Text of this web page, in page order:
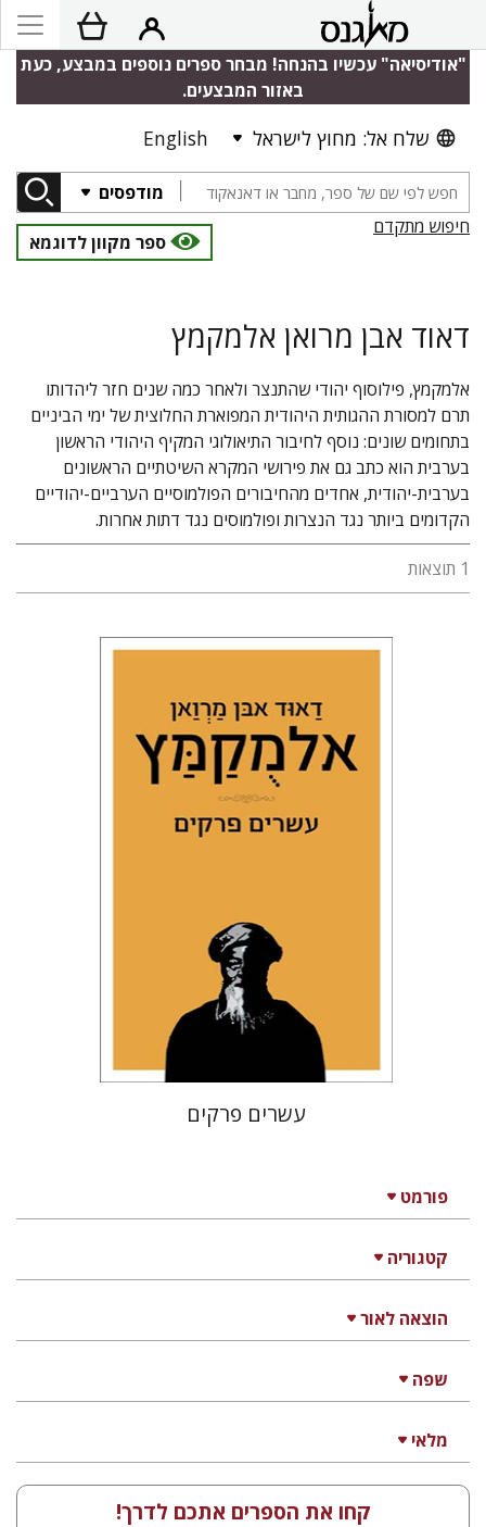
"אודיסיאה" עכשיו בהנחה! מבחר ספרים נוספים במבצע, כעת
באזור המבצעים.
שלח אל: מחוץ לישראל English
מודפסים
חיפוש מתקדם
ספר מקוון לדוגמא
פורמט
קטגוריה
הוצאה לאור
שפה
מלאי
דאוד אבן מרואן אלמקמץ
אלמקמץ, פילוסוף יהודי שהתנצר ולאחר כמה שנים חזר ליהדותו
תרם למסורת ההגותית היהודית המפוארת החלוצית של ימי הביניים
בתחומים שונים: נוסף לחיבור התיאולוגי המקיף היהודי הראשון
בערבית הוא כתב גם את פירושי המקרא השיטתיים הראשונים
בערבית-יהודית, אחדים מהחיבורים הפולמוסיים הערביים-יהודיים
הקדומים ביותר נגד הנצרות ופולמוסים נגד דתות אחרות.
1 תוצאות
שרה סטרומזה
הנחת אתר ספר מודפס
$42
$38
עשרים פרקים
קחו את הספרים אתכם לדרך!